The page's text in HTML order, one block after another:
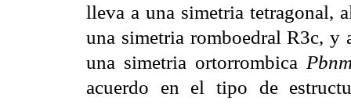
lleva a una simetria tetragonal,
una simetria romboedral R3c,
una simetria ortorrombica
acuerdo en el tipo de